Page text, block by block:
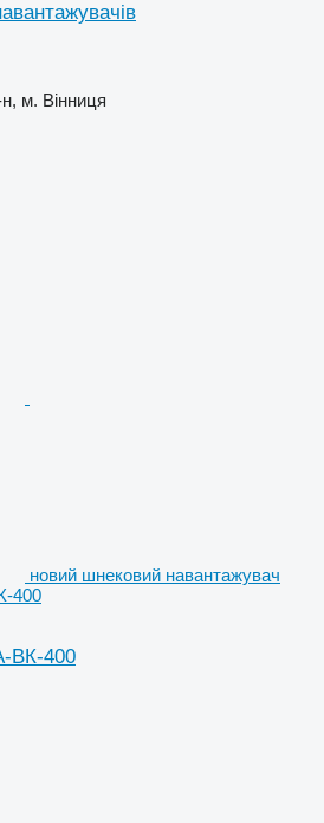
м. Вінниця
новий шнековий навантажувач
400
ВК-400